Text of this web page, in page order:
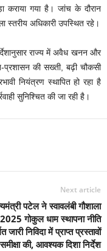
कराया गया है। जांच के दौरान
अधिकारी उपस्थित रहे।
राज्य में अवैध खनन और
प्रशासन की सख्ती, बढ़ी चौकसी
नियंत्रण स्थापित हो रहा है
सुनिश्चित की जा रही है।
Next article
पटेल ने स्वावलंबी गौशाला
2025 गोकुल धाम स्थापना नीति
जारी निविदा में प्राप्त प्रस्तावों
की, आवश्यक दिशा निर्देश